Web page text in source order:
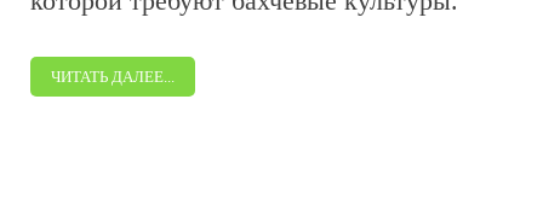
ЧИТАТЬ ДАЛЕЕ...